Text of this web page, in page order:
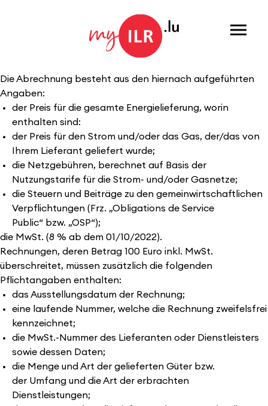
Menu
Die Abrechnung besteht aus den hiernach aufgeführten
Angaben:
der Preis für die gesamte Energielieferung, worin
enthalten sind:
der Preis für den Strom und/oder das Gas, der/das von
Ihrem Lieferant geliefert wurde;
die Netzgebühren, berechnet auf Basis der
Nutzungstarife für die Strom- und/oder Gasnetze;
die Steuern und Beiträge zu den gemeinwirtschaftlichen
Verpflichtungen (Frz. „Obligations de Service
Public“ bzw. „OSP“);
die MwSt. (8 % ab dem 01/10/2022).
Rechnungen, deren Betrag 100 Euro inkl. MwSt.
überschreitet, müssen zusätzlich die folgenden
Pflichtangaben enthalten:
das Ausstellungsdatum der Rechnung;
eine laufende Nummer, welche die Rechnung zweifelsfrei
kennzeichnet;
die MwSt.-Nummer des Lieferanten oder Dienstleisters
sowie dessen Daten;
die Menge und Art der gelieferten Güter bzw.
der Umfang und die Art der erbrachten
Dienstleistungen;